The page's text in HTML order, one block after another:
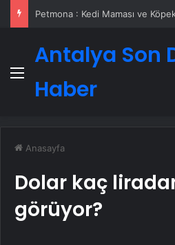
Menü
Antalya Son
Haber
Anasayfa
Dolar kaç
görüyor?